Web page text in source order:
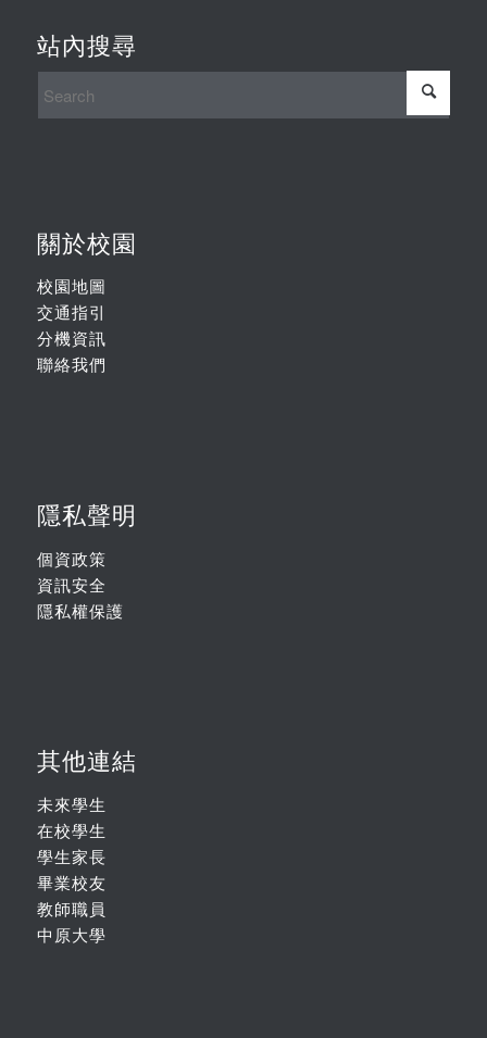
站內搜尋
關於校園
校園地圖
交通指引
分機資訊
聯絡我們
隱私聲明
個資政策
資訊安全
隱私權保護
其他連結
未來學生
在校學生
學生家長
畢業校友
教師職員
中原大學